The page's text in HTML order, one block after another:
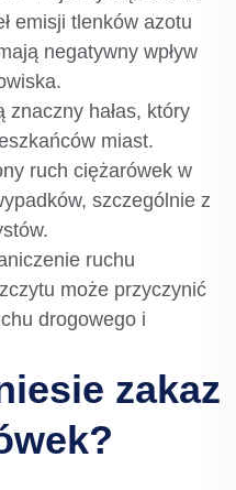
emisji tlenków azotu
negatywny wpływ
hałas, który
miast.
ruch ciężarówek w
szczególnie z
ruchu
może przyczynić
drogowego i
zakaz